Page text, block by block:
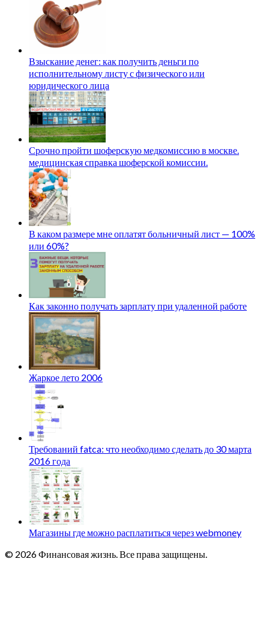
Взыскание денег: как получить деньги по
исполнительному листу с физического или
юридического лица
Срочно пройти шоферскую медкомиссию в москве.
медицинская справка шоферской комиссии.
В каком размере мне оплатят больничный лист — 100%
или 60%?
Как законно получать зарплату при удаленной работе
Жаркое лето 2006
Требований fatca: что необходимо сделать до 30 марта
2016 года
Магазины где можно расплатиться через webmoney
© 2026 Финансовая жизнь. Все права защищены.